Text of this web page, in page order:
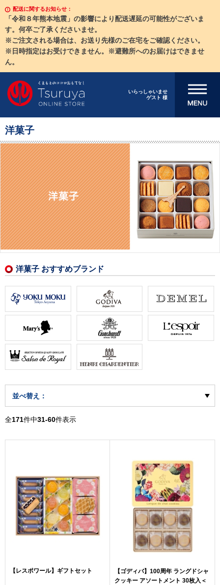
配送に関するお知らせ：
「令和８年熊本地震」の影響により配送遅延の可能性がございま
す。何卒ご了承くださいませ。
※ご注文される場合は、お送り先様のご在宅をご確認ください。
※日時指定はお受けできません。※避難所へのお届けはできませ
ん。
いらっしゃいませ
ゲスト 様
メニューを開
洋菓子
洋菓子 おすすめブランド
並べ替え：
全171件中31-60件表示
【レスポワール】ギフトセット
【ゴディバ】100周年 ラングドシャ
クッキー アソートメント 30枚入＜